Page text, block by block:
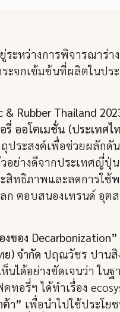
ะหว่างการพิจารณาร่าง
จกเข้มข้นที่ผลิตในป
Rubber Thailand
ออโตเมชั่น (ประเทศไ
ประสงค์เพื่อช่วยผลัก
ย่างดีจากประเทศญี่ปุ่
ทธิภาพและลดการใช้
ตอบสนองเทรนด์ อุต
ของ
) จำกัด ปฤณวัชร ปานสิ
ได้อย่างชัดเจนว่า ใ
รี่ฯ ได้ทำเรื่อง
า” เพื่อนำไปใช้ประโย